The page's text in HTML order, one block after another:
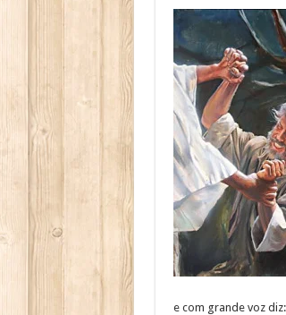
e com grande voz